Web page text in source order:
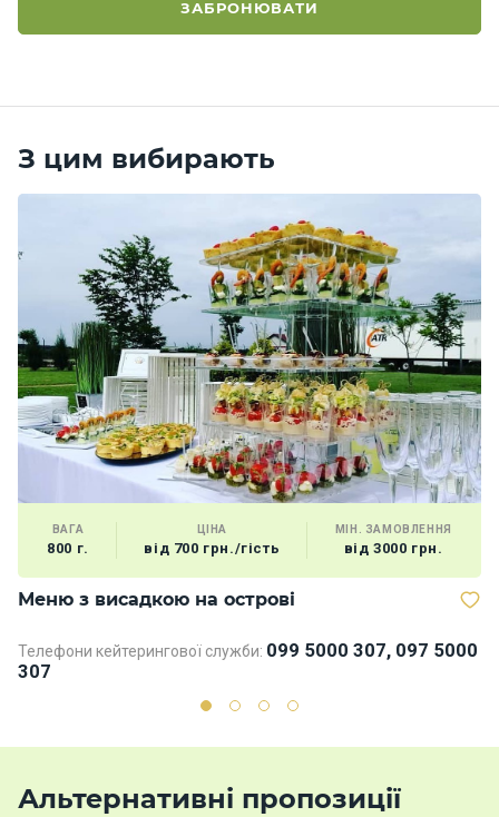
ЗАБРОНЮВАТИ
З цим вибирають
ВАГА
800 г.
ЦІНА
від 700 грн./гість
МІН. ЗАМОВЛЕННЯ
від 3000 грн.
Меню з висадкою на острові
Телефони кейтерингової служби: 099 5000 307, 097 5000
307
Альтернативні пропозиції